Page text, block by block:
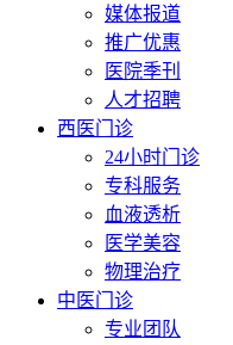
媒体报道
推广优惠
医院季刊
人才招聘
西医门诊
24小时门诊
专科服务
血液透析
医学美容
物理治疗
中医门诊
专业团队